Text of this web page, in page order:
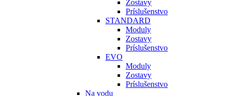
Zostavy
Príslušenstvo
STANDARD
Moduly
Zostavy
Príslušenstvo
EVO
Moduly
Zostavy
Príslušenstvo
Na vodu